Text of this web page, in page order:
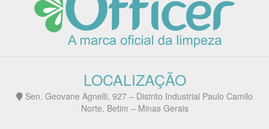
LOCALIZAÇÃO
Sen. Geovane Agnelli, 927 – Distrito Industrial Paulo Camilo
Norte, Betim – Minas Gerais